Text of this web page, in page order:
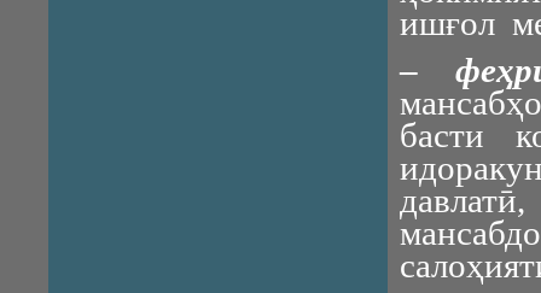
ишғол
–
басти